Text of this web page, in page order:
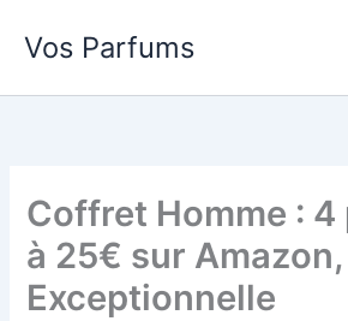
Vos Parfums
Coffret Homme :
à 25€ sur
Exceptionnelle